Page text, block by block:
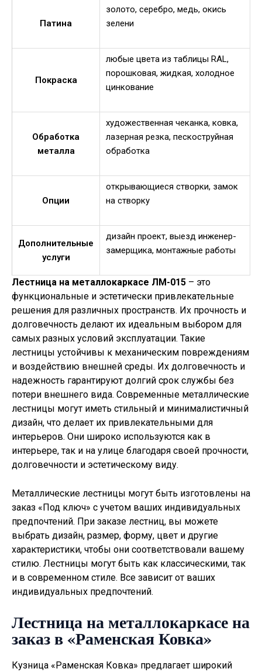
Патина
золото, серебро, медь, окись
зелени
Покраска
любые цвета из таблицы RAL,
порошковая, жидкая, холодное
цинкование
Обработка
металла
художественная чеканка, ковка,
лазерная резка, пескоструйная
обработка
Опции
открывающиеся створки, замок
на створку
Дополнительные
услуги
дизайн проект, выезд инженер-
замерщика, монтажные работы
Лестница на металлокаркасе ЛМ-015 – это
функциональные и эстетически привлекательные
решения для различных пространств. Их прочность и
долговечность делают их идеальным выбором для
самых разных условий эксплуатации. Такие
лестницы устойчивы к механическим повреждениям
и воздействию внешней среды. Их долговечность и
надежность гарантируют долгий срок службы без
потери внешнего вида. Современные металлические
лестницы могут иметь стильный и минималистичный
дизайн, что делает их привлекательными для
интерьеров. Они широко используются как в
интерьере, так и на улице благодаря своей прочности,
долговечности и эстетическому виду.
Металлические лестницы могут быть изготовлены на
заказ «Под ключ» с учетом ваших индивидуальных
предпочтений. При заказе лестниц, вы можете
выбрать дизайн, размер, форму, цвет и другие
характеристики, чтобы они соответствовали вашему
стилю. Лестницы могут быть как классическими, так
и в современном стиле. Все зависит от ваших
индивидуальных предпочтений.
Лестница на металлокаркасе на
заказ в «Раменская Ковка»
Кузница «Раменская Ковка» предлагает широкий